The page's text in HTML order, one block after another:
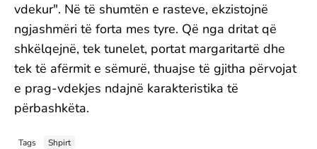
vdekur". Në të shumtën e rasteve, ekzistojnë
ngjashmëri të forta mes tyre. Që nga dritat që
shkëlqejnë, tek tunelet, portat margaritartë dhe
tek të afërmit e sëmurë, thuajse të gjitha përvojat
e prag-vdekjes ndajnë karakteristika të
përbashkëta.
Tags Shpirt